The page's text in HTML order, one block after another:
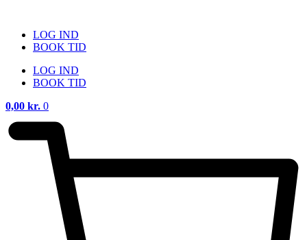
indholdLOG IND
BOOK TID
LOG IND
BOOK TID
0,00 kr. 0